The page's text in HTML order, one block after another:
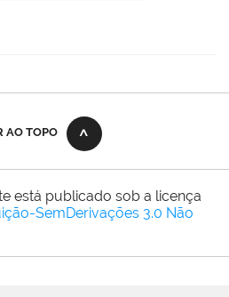
AO TOPO
está publicado sob a licença
SemDerivações 3.0 Não